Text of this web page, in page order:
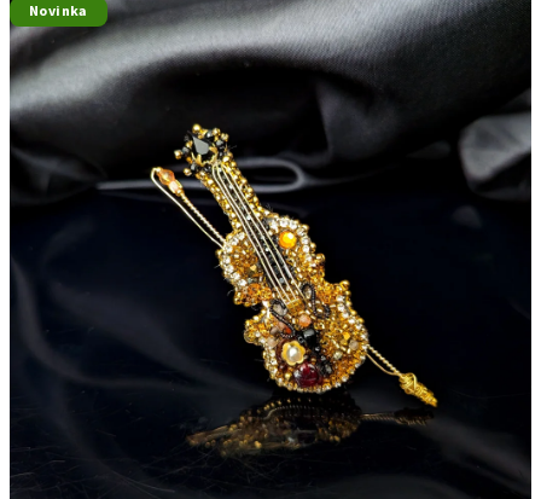
produktu
je
0,0
z
hvězdiček.
Novinka